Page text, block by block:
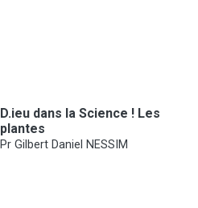
D.ieu dans la Science ! Les
plantes
Pr Gilbert Daniel NESSIM